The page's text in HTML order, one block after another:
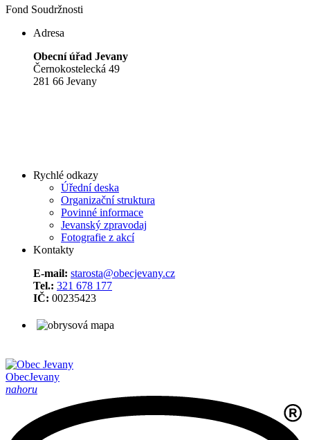
Fond Soudržnosti
Adresa
Obecní úřad Jevany
Černokostelecká 49
281 66 Jevany
Rychlé odkazy
Úřední deska
Organizační struktura
Povinné informace
Jevanský zpravodaj
Fotografie z akcí
Kontakty
E-mail: starosta@obecjevany.cz
Tel.: 321 678 177
IČ: 00235423
ObecJevany
nahoru